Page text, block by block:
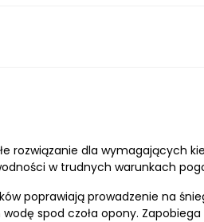
rozwiązanie dla wymagających
w trudnych warunkach
poprawiają prowadzenie na
spod czoła opony.